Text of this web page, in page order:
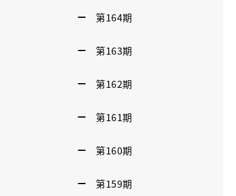
第164期
第163期
第162期
第161期
第160期
第159期